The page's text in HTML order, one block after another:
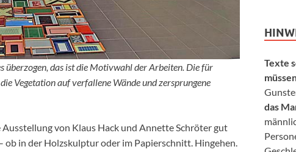
das ist die Motivwahl der Arbeiten. Die für
Vegetation auf verfallene Wände und zersprungene
von Klaus Hack und Annette Schröter gut
ob in der Holzskulptur oder im Papierschnitt. Hingehen.
Texte
das